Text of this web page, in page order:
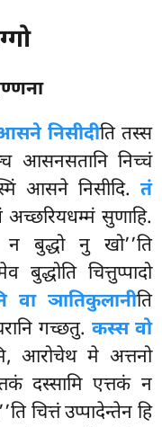
निसीदीति तस्स
आसनसतानि निच्चं
आसने निसीदि. तं
अच्छरियधम्मं सुणाहि.
बुद्धो नु खो’’ति
चित्तुप्पादो
वा ञातिकुलानीति
गच्छतु.कस्स वो
आरोचेथ मे अत्तनो
दस्सामि एत्तकं न
चित्तं उप्पादेन्तेन हि